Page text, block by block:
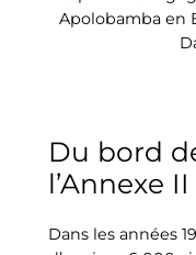
Apolobamba en
Du bord
l’Annexe II
Dans les années